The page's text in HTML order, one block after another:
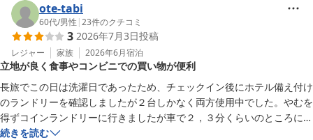
ote-tabi
60代/男性 |23件のクチコミ
3 2026年7月3日投稿
レジャー 家族 2026年6月宿泊
立地が良く食事やコンビニでの買い物が便利
長旅でこの日は洗濯日であったため、チェックイン後にホテル備え付け
のランドリーを確認しましたが２台しかなく両方使用中でした。やむを
得ずコインランドリーに行きましたが車で２，３分くらいのところにあ
り近くて助かりました。また夕食も徒歩１分で行けるお店を予約してお
続きを読む